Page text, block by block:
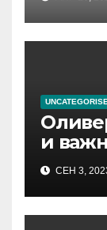
и
СЕН 3,